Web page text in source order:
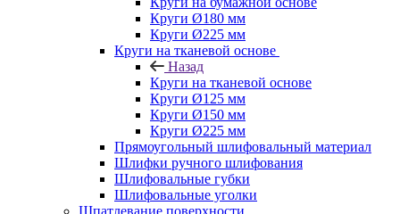
Круги Ø180 мм
Круги Ø225 мм
Круги на тканевой основе
Назад
Круги на тканевой основе
Круги Ø125 мм
Круги Ø150 мм
Круги Ø225 мм
Прямоугольный шлифовальный материал
Шлифки ручного шлифования
Шлифовальные губки
Шлифовальные уголки
Шпатлевание поверхности